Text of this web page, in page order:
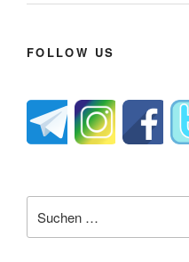
FOLLOW US
nach: